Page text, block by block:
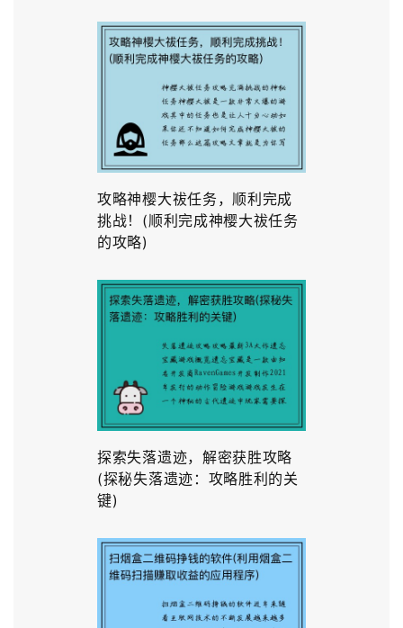
攻略神樱大祓任务，顺利完成
挑战！(顺利完成神樱大祓任务
的攻略)
探索失落遗迹，解密获胜攻略
(探秘失落遗迹：攻略胜利的关
键)